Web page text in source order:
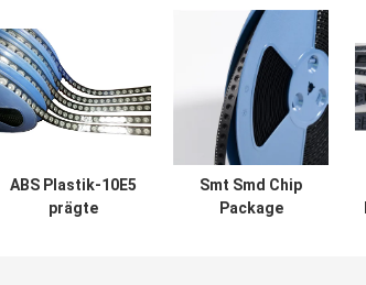
ABS Plastik-10E5
prägte
Smt Smd Chip
Package